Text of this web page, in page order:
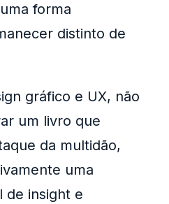
forma
distinto de
gráfico e UX, não
um livro que
da multidão,
uma
de insight e